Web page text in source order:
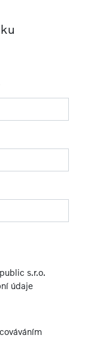
s.r.o.
údaje